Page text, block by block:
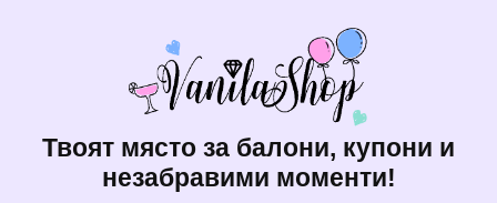
Твоят място за балони, купони и
незабравими моменти!